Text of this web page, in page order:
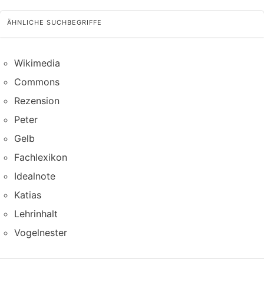
ÄHNLICHE SUCHBEGRIFFE
Wikimedia
Commons
Rezension
Peter
Gelb
Fachlexikon
Idealnote
Katias
Lehrinhalt
Vogelnester